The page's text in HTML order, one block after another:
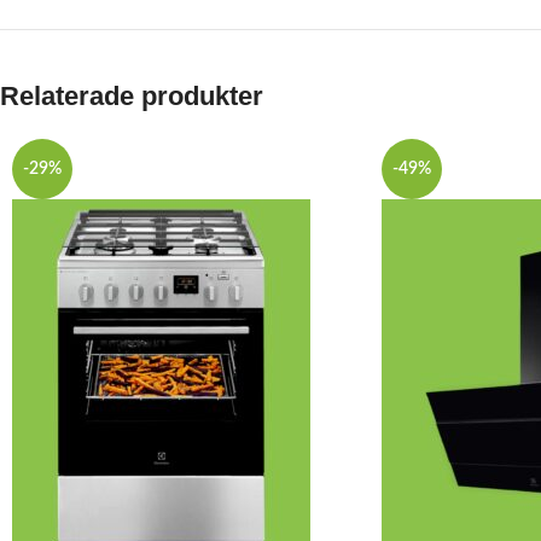
Relaterade produkter
-29% -49%